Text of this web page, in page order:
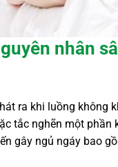
nhân
ra khi luồng không
tắc nghẽn một phần
gây ngủ ngáy bao